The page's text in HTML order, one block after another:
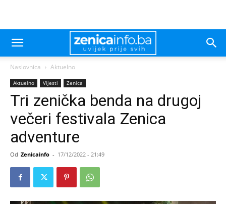
Naslovnica Aktuelno
Aktuelno Vijesti Zenica
Tri zenička benda na drugoj
večeri festivala Zenica
adventure
Od Zenicainfo - 17/12/2022 - 21:49